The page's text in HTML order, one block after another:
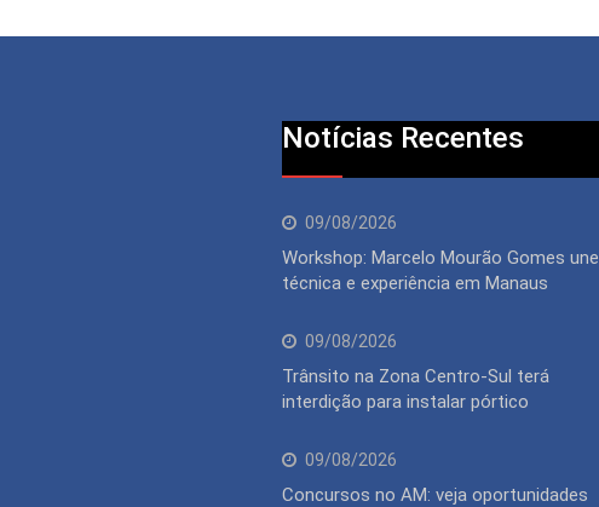
Notícias Recentes
09/08/2026
Workshop: Marcelo Mourão Gomes une
técnica e experiência em Manaus
09/08/2026
Trânsito na Zona Centro-Sul terá
interdição para instalar pórtico
09/08/2026
Concursos no AM: veja oportunidades